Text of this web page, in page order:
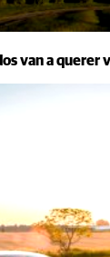
van a querer